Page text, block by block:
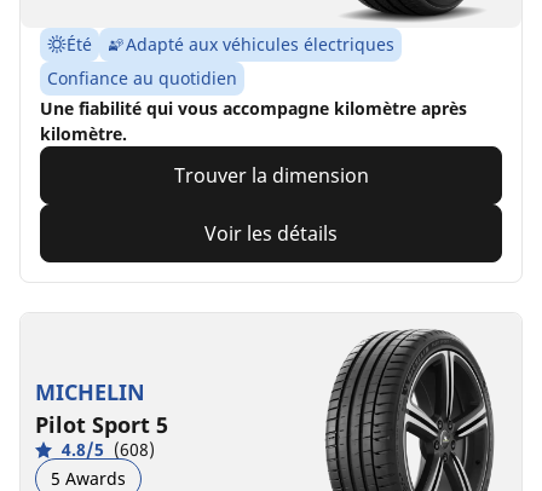
Été
Adapté aux véhicules électriques
Confiance au quotidien
Une fiabilité qui vous accompagne kilomètre après
kilomètre.
Trouver la dimension
Voir les détails
MICHELIN
Pilot Sport 5
4.8/5 (608)
5 Awards